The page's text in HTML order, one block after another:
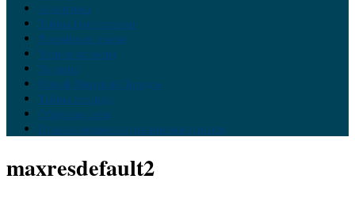
Аналитика
Тайны Геополитики
Российские элиты
Теория заговора
Украина
Новый Мировой Порядок
Тайны истории
Обратная связь
Правила комментирования материалов
maxresdefault2